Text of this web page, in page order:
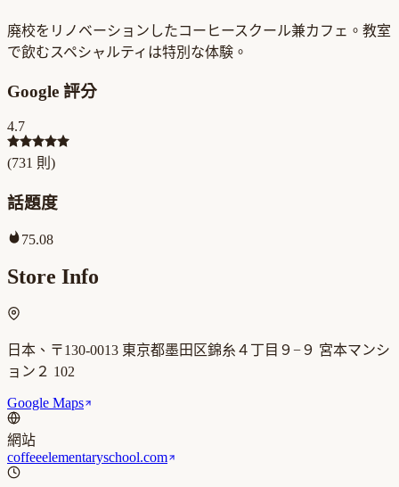
廃校をリノベーションしたコーヒースクール兼カフェ。教室
で飲むスペシャルティは特別な体験。
Google 評分
4.7
(731 則)
話題度
75.08
Store Info
日本、〒130-0013 東京都墨田区錦糸４丁目９−９ 宮本マンシ
ョン２ 102
Google Maps
網站
coffeeelementaryschool.com